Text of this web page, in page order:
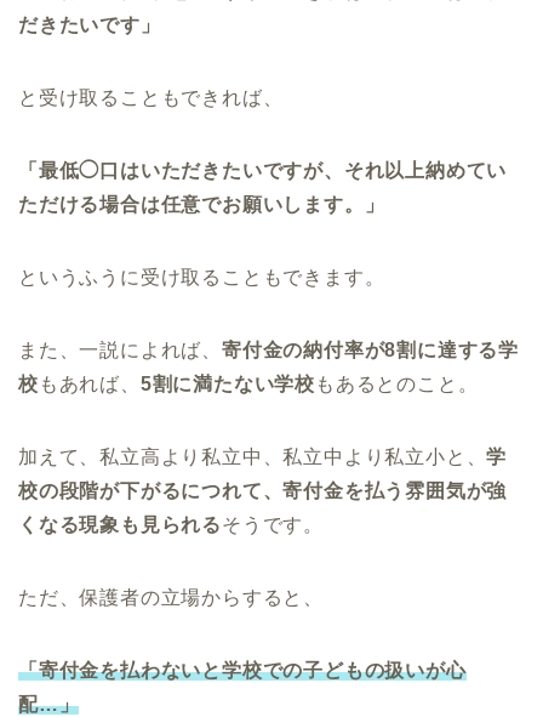
だきたいです」
と受け取ることもできれば、
「最低◯口はいただきたいですが、それ以上納めてい
ただける場合は任意でお願いします。」
というふうに受け取ることもできます。
また、一説によれば、 寄付金の納付率が8割に達する学
校 もあれば、 5割に満たない学校 もあるとのこと。
加えて、私立高より私立中、私立中より私立小と、学
校の段階が下がるにつれて、寄付金を払う雰囲気が強
くなる現象も見られるそうです。
ただ、保護者の立場からすると、
「寄付金を払わないと学校での子どもの扱いが心
配…」